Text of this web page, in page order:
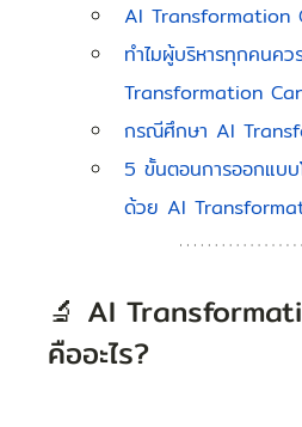
AI Transformation
ทำไมผู้บริหารทุกคนคว
Transformation
กรณีศึกษา AI
5 ขั้นตอนการออกแบ
ด้วย AI
🔬 AI
คืออะไร?